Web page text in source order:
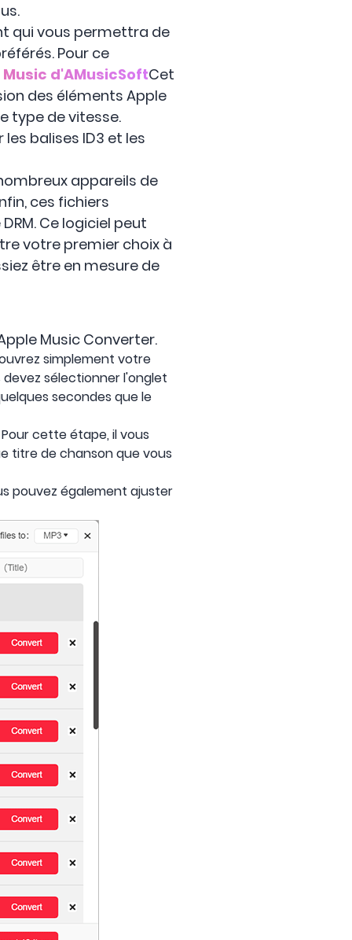
qui vous permettra de
Pour ce
d'AMusicSoftCet
des éléments Apple
type de vitesse.
balises ID3 et les
appareils de
ces fichiers
Ce logiciel peut
votre premier choix à
être en mesure de
Music Converter.
simplement votre
sélectionner l'onglet
secondes que le
cette étape, il vous
titre de chanson que vous
pouvez également ajuster